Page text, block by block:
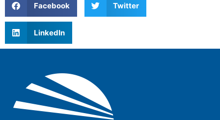
Facebook Twitter
LinkedIn